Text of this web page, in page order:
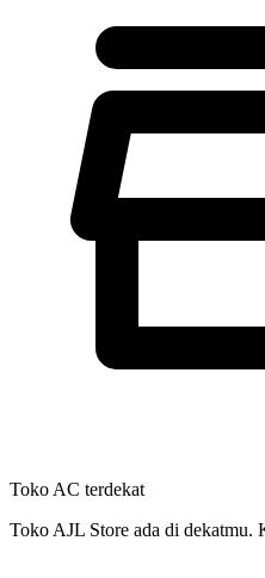
Toko AC terdekat
Toko AJL Store ada di dekatmu.